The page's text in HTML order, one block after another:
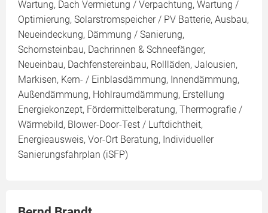
Wartung, Dach Vermietung / Verpachtung, Wartung /
Optimierung, Solarstromspeicher / PV Batterie, Ausbau,
Neueindeckung, Dämmung / Sanierung,
Schornsteinbau, Dachrinnen & Schneefänger,
Neueinbau, Dachfenstereinbau, Rollläden, Jalousien,
Markisen, Kern- / Einblasdämmung, Innendämmung,
Außendämmung, Hohlraumdämmung, Erstellung
Energiekonzept, Fördermittelberatung, Thermografie /
Wärmebild, Blower-Door-Test / Luftdichtheit,
Energieausweis, Vor-Ort Beratung, Individueller
Sanierungsfahrplan (iSFP)